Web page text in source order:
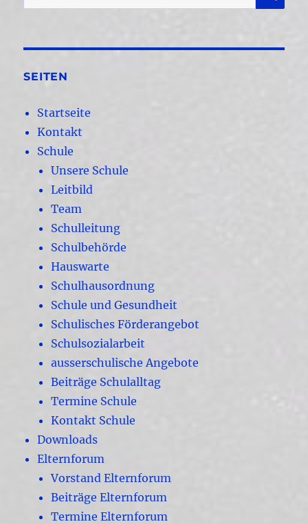
nach:
SEITEN
Startseite
Kontakt
Schule
Unsere Schule
Leitbild
Team
Schulleitung
Schulbehörde
Hauswarte
Schulhausordnung
Schule und Gesundheit
Schulisches Förderangebot
Schulsozialarbeit
ausserschulische Angebote
Beiträge Schulalltag
Termine Schule
Kontakt Schule
Downloads
Elternforum
Vorstand Elternforum
Beiträge Elternforum
Termine Elternforum